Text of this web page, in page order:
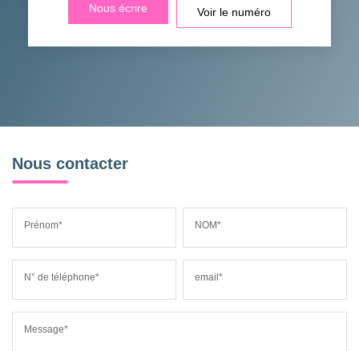
Nous écrire Voir le numéro
Nous contacter
Prénom* NOM*
N° de téléphone* email*
Message*